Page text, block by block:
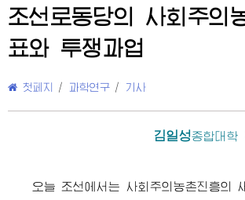
조선로동당의 사회주의
표와 투쟁과업
첫페지 / 과학연구 / 기사
김일성종합대학
오늘 조선에서는 사회주의농촌진흥의